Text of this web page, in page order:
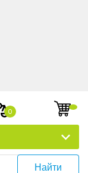
0
Найти